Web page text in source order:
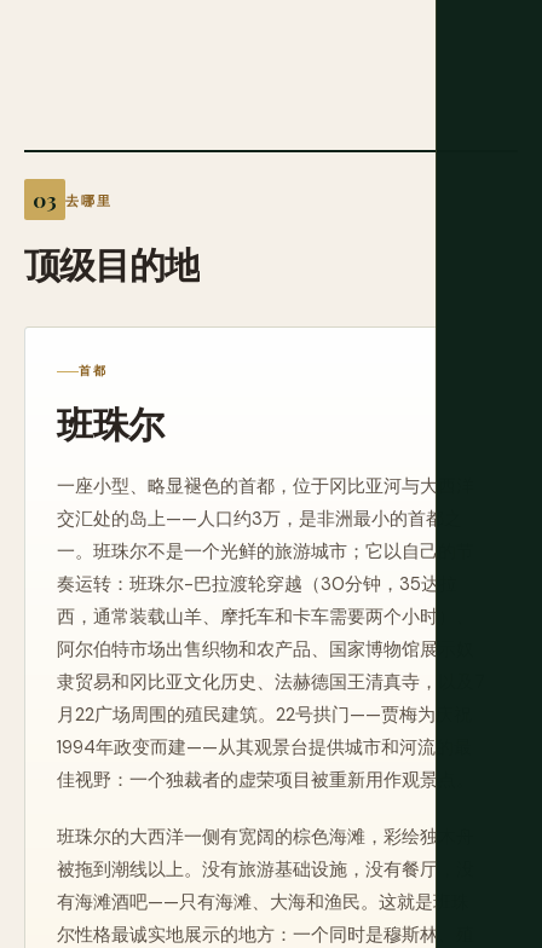
去哪里
顶级目的地
首都
班珠尔
一座小型、略显褪色的首都，位于冈比亚河与大西洋
交汇处的岛上——人口约3万，是非洲最小的首都之
一。班珠尔不是一个光鲜的旅游城市；它以自己的节
奏运转：班珠尔-巴拉渡轮穿越（30分钟，35达拉
西，通常装载山羊、摩托车和卡车需要两个小时）、
阿尔伯特市场出售织物和农产品、国家博物馆展示奴
隶贸易和冈比亚文化历史、法赫德国王清真寺，以及7
月22广场周围的殖民建筑。22号拱门——贾梅为庆祝
1994年政变而建——从其观景台提供城市和河流的最
佳视野：一个独裁者的虚荣项目被重新用作观景点。
班珠尔的大西洋一侧有宽阔的棕色海滩，彩绘独木舟
被拖到潮线以上。没有旅游基础设施，没有餐厅，没
有海滩酒吧——只有海滩、大海和渔民。这就是班珠
尔性格最诚实地展示的地方：一个同时是穆斯林、殖